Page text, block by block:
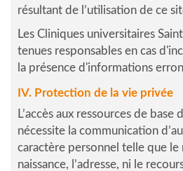
résultant de l’utilisation de ce
Les Cliniques universitaires
tenues responsables en cas
la présence d'informations
IV. Protection de la vie privée
L’accès aux ressources de
nécessite la communication
caractère personnel telle que le
naissance, l’adresse, ni le